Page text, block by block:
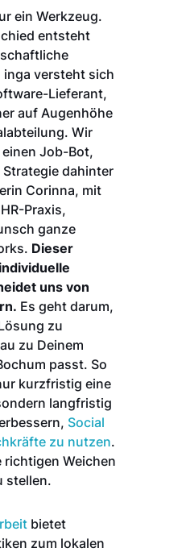
ein Werkzeug.
entsteht
inga versteht sich
Lieferant,
auf Augenhöhe
Wir
Job-Bot,
dahinter
Corinna, mit
Praxis,
ganze
Dieser
uns von
Es geht darum,
zu
zu Deinem
passt. So
kurzfristig eine
langfristig
Social
zu nutzen.
richtigen Weichen
stellen.
bietet
zum lokalen